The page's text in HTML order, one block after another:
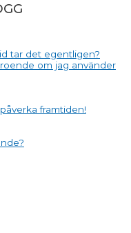
tar det egentligen?
om jag använder
framtiden!